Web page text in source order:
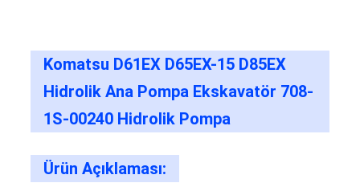
Komatsu D61EX D65EX-15 D85EX
Hidrolik Ana Pompa Ekskavatör 708-
1S-00240 Hidrolik Pompa
Ürün Açıklaması: